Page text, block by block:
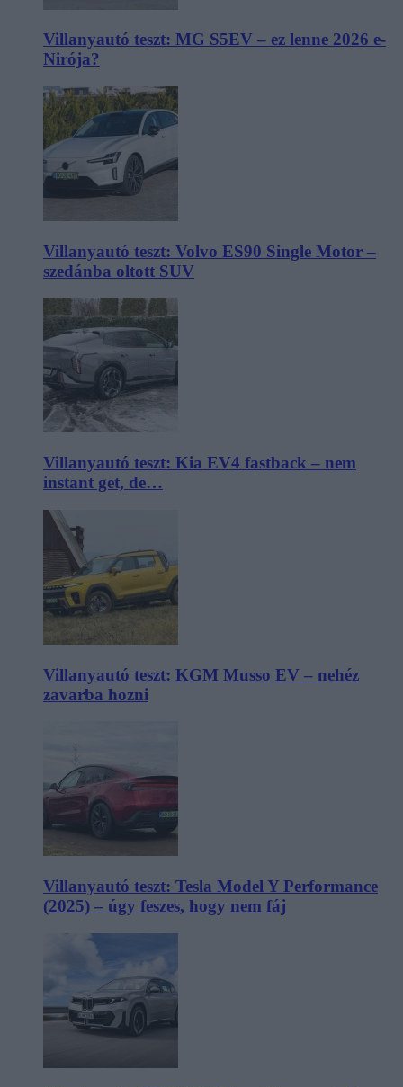
Villanyautó teszt: MG S5EV – ez lenne 2026 e-
Nirója?
Villanyautó teszt: Volvo ES90 Single Motor –
szedánba oltott SUV
Villanyautó teszt: Kia EV4 fastback – nem
instant get, de…
Villanyautó teszt: KGM Musso EV – nehéz
zavarba hozni
Villanyautó teszt: Tesla Model Y Performance
(2025) – úgy feszes, hogy nem fáj